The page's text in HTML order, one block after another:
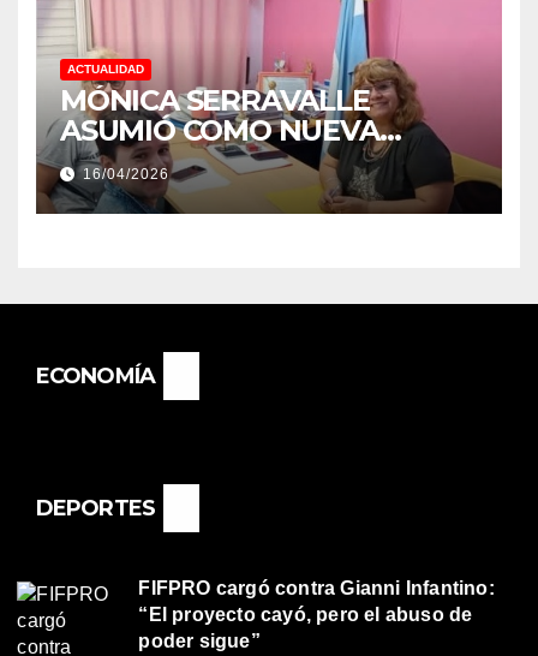
ACTUALIDAD
MÓNICA SERRAVALLE
ASUMIÓ COMO NUEVA
DIRECTORA DEL E.E.S. N° 82
«RENÉ FAVALORO» DE
BASAIL.
16/04/2026
ECONOMÍA
DEPORTES
FIFPRO cargó contra Gianni Infantino:
“El proyecto cayó, pero el abuso de
poder sigue”